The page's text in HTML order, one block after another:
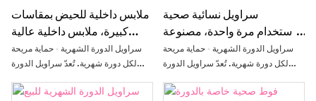
ملابس داخلية للحيض بمقاسات
كبيرة، ملابس داخلية عالية
الامتصاص، فوط صحية، ملابس
داخلية للحيض، سراويل داخلية
للحيض
سراويل الدورة الشهرية - حماية مريحة
لكل دورة شهرية. تُعدّ سراويل الدورة
التقليدية، فهي تجمع بين الراحة والحماية
سراويل نسائية صحية
للاستخدام مرة واحدة، مصنوعة
من القطن الناعم، سراويل
نسائية للحيض، منتجات النظافة
النسائية
سراويل الدورة الشهرية - حماية مريحة
لكل دورة شهرية. تُعدّ سراويل الدورة
التقليدية، فهي تجمع بين الراحة والحماية